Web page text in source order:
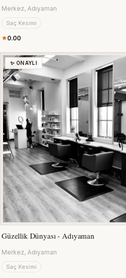
Merkez, Adıyaman
Saç Kesimi
0.00
✨ ONAYLI
Güzellik Dünyası - Adıyaman
Merkez, Adıyaman
Saç Kesimi